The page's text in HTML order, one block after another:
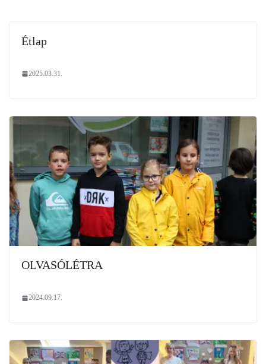
Étlap
2025.03.31.
OLVASÓLÉTRA
2024.09.17.